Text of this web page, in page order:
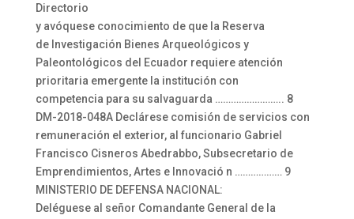
Directorio
y avóquese conocimiento de que la Reserva
de Investigación Bienes Arqueológicos y
Paleontológicos del Ecuador requiere atención
prioritaria emergente la institución con
competencia para su salvaguarda …………………….. 8
DM-2018-048A Declárese comisión de servicios con
remuneración el exterior, al funcionario Gabriel
Francisco Cisneros Abedrabbo, Subsecretario de
Emprendimientos, Artes e Innovació n ……………… 9
MINISTERIO DE DEFENSA NACIONAL:
Deléguese al señor Comandante General de la